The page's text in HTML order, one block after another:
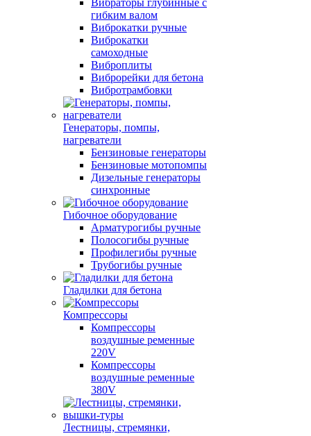
Вибраторы глубинные с
гибким валом
Виброкатки ручные
Виброкатки
самоходные
Виброплиты
Виброрейки для бетона
Вибротрамбовки
Генераторы, помпы,
нагреватели
Бензиновые генераторы
Бензиновые мотопомпы
Дизельные генераторы
синхронные
Гибочное оборудование
Арматурогибы ручные
Полосогибы ручные
Профилегибы ручные
Трубогибы ручные
Гладилки для бетона
Компрессоры
Компрессоры
воздушные ременные
220V
Компрессоры
воздушные ременные
380V
Лестницы, стремянки,